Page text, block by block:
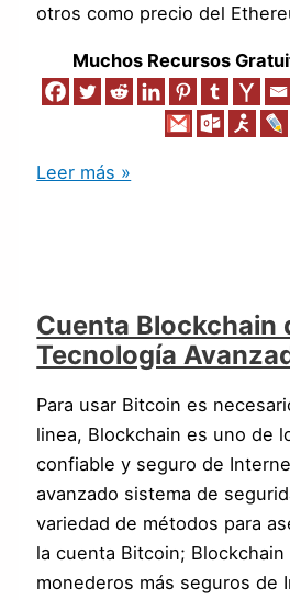
otros como precio del
Muchos Recursos
Leer más »
Cuenta Blockchain
Tecnología
Para usar Bitcoin es
linea, Blockchain es uno de
confiable y seguro de
avanzado sistema de
variedad de métodos para
la cuenta Bitcoin;
monederos más seguros de